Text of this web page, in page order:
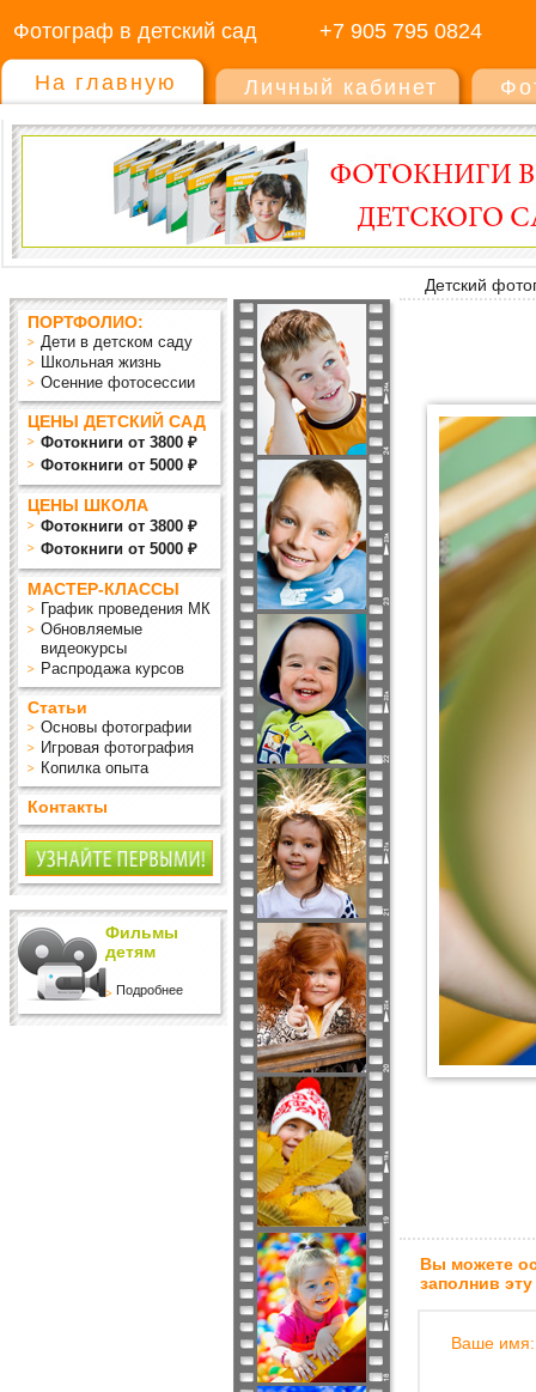
Фотограф в детский сад +7 905 795 0824
На главную Личный кабинет
Детский
ПОРТФОЛИО:
Дети в детском саду
Школьная жизнь
Осенние фотосессии
ЦЕНЫ ДЕТСКИЙ САД
Фотокниги от 3800 ₽
Фотокниги от 5000 ₽
ЦЕНЫ ШКОЛА
Фотокниги от 3800 ₽
Фотокниги от 5000 ₽
МАСТЕР-КЛАССЫ
График проведения МК
Обновляемые
видеокурсы
Распродажа курсов
Статьи
Основы фотографии
Игровая фотография
Копилка опыта
Контакты
Фильмы
детям
Подробнее
Вы можете
заполнив
Ваше имя: